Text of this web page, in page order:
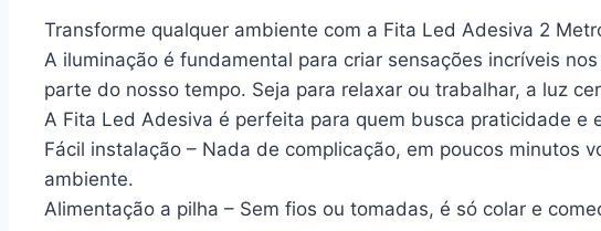
Transforme qualquer ambiente com a Fita Led Adesiva 2
A iluminação é fundamental para criar sensações incríveis
parte do nosso tempo. Seja para relaxar ou trabalhar, a luz
A Fita Led Adesiva é perfeita para quem busca praticidade e
Fácil instalação – Nada de complicação, em poucos minutos
ambiente.
Alimentação a pilha – Sem fios ou tomadas, é só colar e